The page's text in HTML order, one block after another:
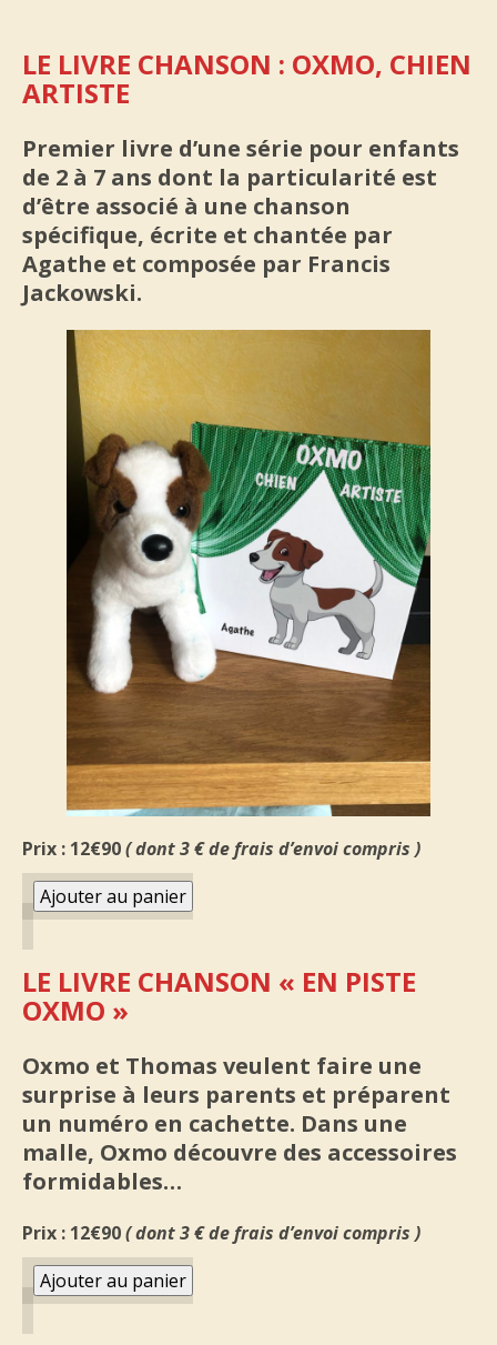
LE LIVRE CHANSON : OXMO, CHIEN
ARTISTE
Premier livre d’une série pour enfants
de 2 à 7 ans dont la particularité est
d’être associé à une chanson
spécifique, écrite et chantée par
Agathe et composée par Francis
Jackowski.
Prix : 12€90( dont 3 € de frais d’envoi compris )
LE LIVRE CHANSON « EN PISTE
OXMO »
Oxmo et Thomas veulent faire une
surprise à leurs parents et préparent
un numéro en cachette. Dans une
malle, Oxmo découvre des accessoires
formidables…
Prix : 12€90( dont 3 € de frais d’envoi compris )